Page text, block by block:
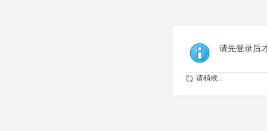
请先登录后
请稍候...